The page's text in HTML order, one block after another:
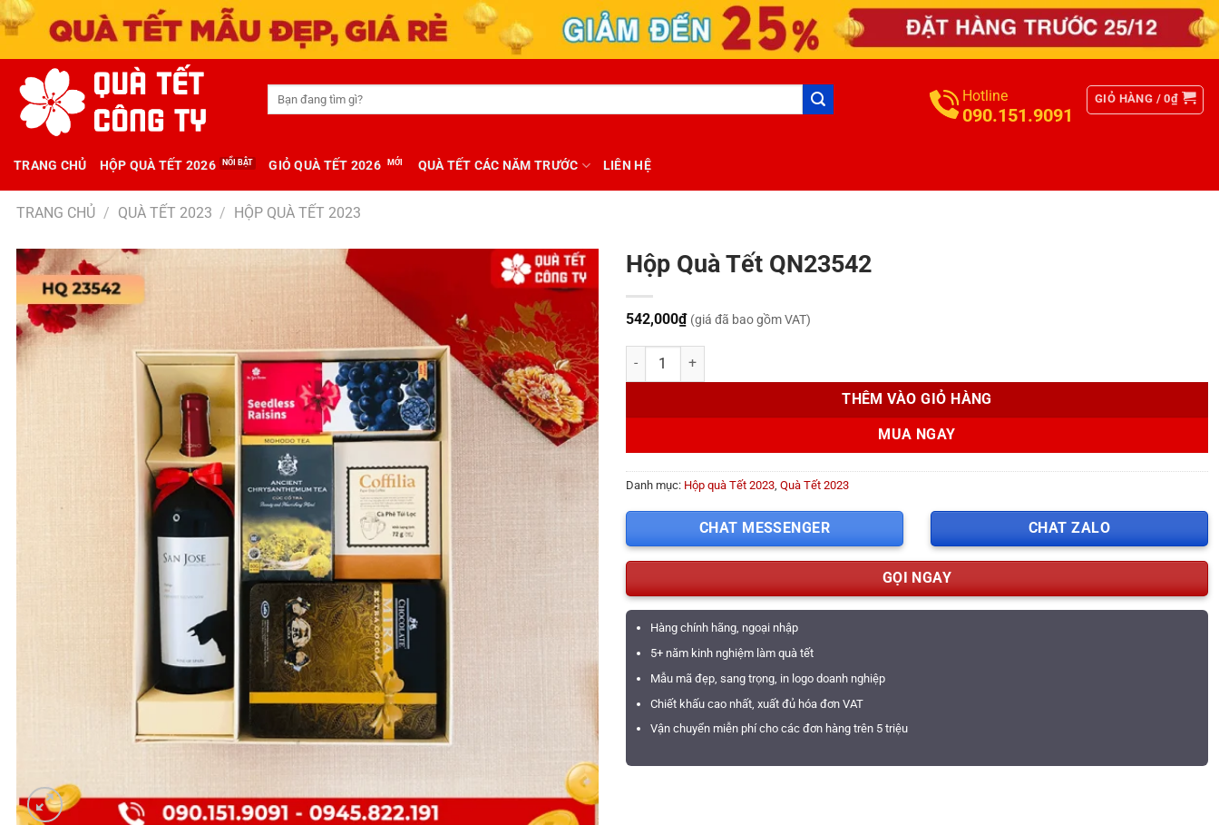
kiếm:
Hotline
090.151.9091
GIỎ HÀNG /0₫
TRANG CHỦ HỘP QUÀ TẾT 2026 GIỎ QUÀ TẾT 2026 QUÀ TẾT CÁC NĂM TRƯỚC LIÊN HỆ
TRANG CHỦ / QUÀ TẾT 2023 / HỘP QUÀ TẾT 2023
Hộp Quà Tết QN23542
542,000₫ (giá đã bao gồm VAT)
Hộp Quà Tết QN23542 số lượng
THÊM VÀO GIỎ HÀNG
MUA NGAY
Danh mục: Hộp quà Tết 2023, Quà Tết 2023
CHAT MESSENGER CHAT ZALO
GỌI NGAY
Hàng chính hãng, ngoại nhập
5+ năm kinh nghiệm làm quà tết
Mẫu mã đẹp, sang trọng, in logo doanh nghiệp
Chiết khấu cao nhất, xuất đủ hóa đơn VAT
Vận chuyển miễn phí cho các đơn hàng trên 5 triệu